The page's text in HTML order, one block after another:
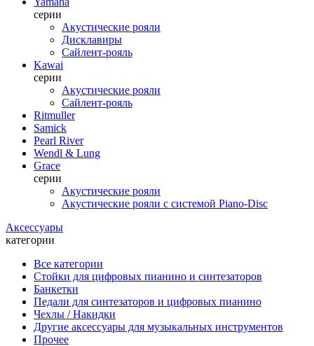
серии
Акустические рояли
Дисклавиры
Сайлент-рояль
Kawai
серии
Акустические рояли
Сайлент-рояль
Ritmuller
Samick
Pearl River
Wendl & Lung
Grace
серии
Акустические рояли
Акустические рояли с системой Piano-Disc
Аксессуары
категории
Все категории
Стойки для цифровых пианино и синтезаторов
Банкетки
Педали для синтезаторов и цифровых пианино
Чехлы / Накидки
Другие аксессуары для музыкальных инструментов
Прочее